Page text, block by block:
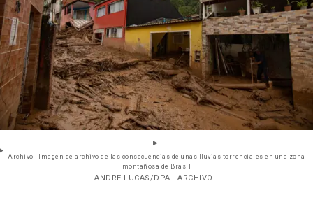
Archivo - Imagen de archivo de las consecuencias de unas lluvias torrenciales en una zona
montañosa de Brasil
- ANDRE LUCAS/DPA - ARCHIVO